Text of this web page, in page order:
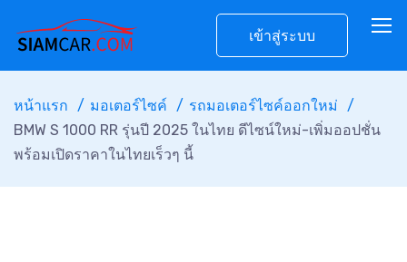
เข้าสู่ระบบ
หน้าแรก มอเตอร์ไซค์
รถมอเตอร์ไซค์ออกใหม่
BMW S 1000 RR รุ่นปี 2025 ในไทย ดีไซน์ใหม่-เพิ่มออปชั่น
พร้อมเปิดราคาในไทยเร็วๆ นี้